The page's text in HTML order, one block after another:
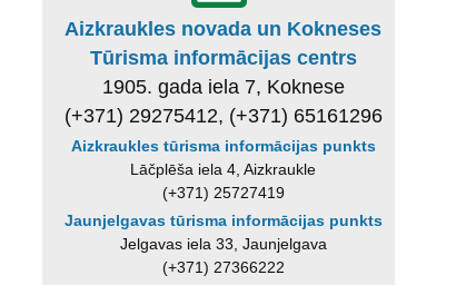
Aizkraukles novada un Kokneses
Tūrisma informācijas centrs
1905. gada iela 7, Koknese
(+371) 29275412, (+371) 65161296
Aizkraukles tūrisma informācijas punkts
Lāčplēša iela 4, Aizkraukle
(+371) 25727419
Jaunjelgavas tūrisma informācijas punkts
Jelgavas iela 33, Jaunjelgava
(+371) 27366222